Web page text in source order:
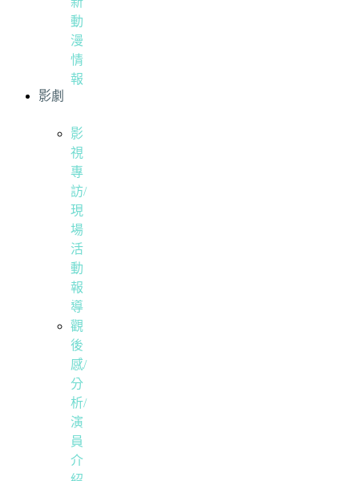
動
漫
情
報
影劇
影
視
專
訪/
現
場
活
動
報
導
觀
後
感/
分
析/
演
員
介